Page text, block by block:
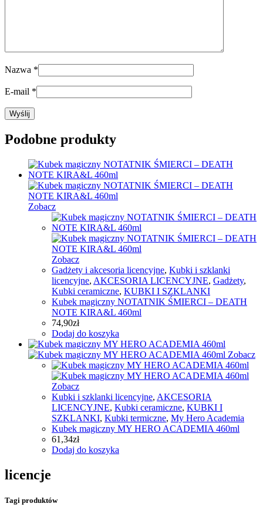
Nazwa *
E-mail *
Podobne produkty
Zobacz
Zobacz
Gadżety i akcesoria licencyjne, Kubki i szklanki
licencyjne, AKCESORIA LICENCYJNE, Gadżety,
Kubki ceramiczne, KUBKI I SZKLANKI
Kubek magiczny NOTATNIK ŚMIERCI – DEATH
NOTE KIRA&L 460ml
74,90zł
Dodaj do koszyka
Zobacz
Zobacz
Kubki i szklanki licencyjne, AKCESORIA
LICENCYJNE, Kubki ceramiczne, KUBKI I
SZKLANKI, Kubki termiczne, My Hero Academia
Kubek magiczny MY HERO ACADEMIA 460ml
61,34zł
Dodaj do koszyka
licencje
Tagi produktów